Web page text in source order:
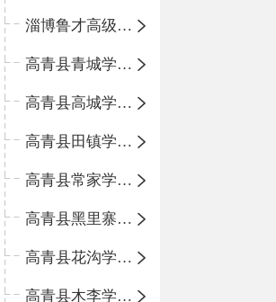
淄博鲁才高级中学
高青县青城学区中心小学
高青县高城学区中心小学
高青县田镇学区中心小学
高青县常家学区中心小学
高青县黑里寨学区中心小学
高青县花沟学区中心小学
高青县木李学区中心小学